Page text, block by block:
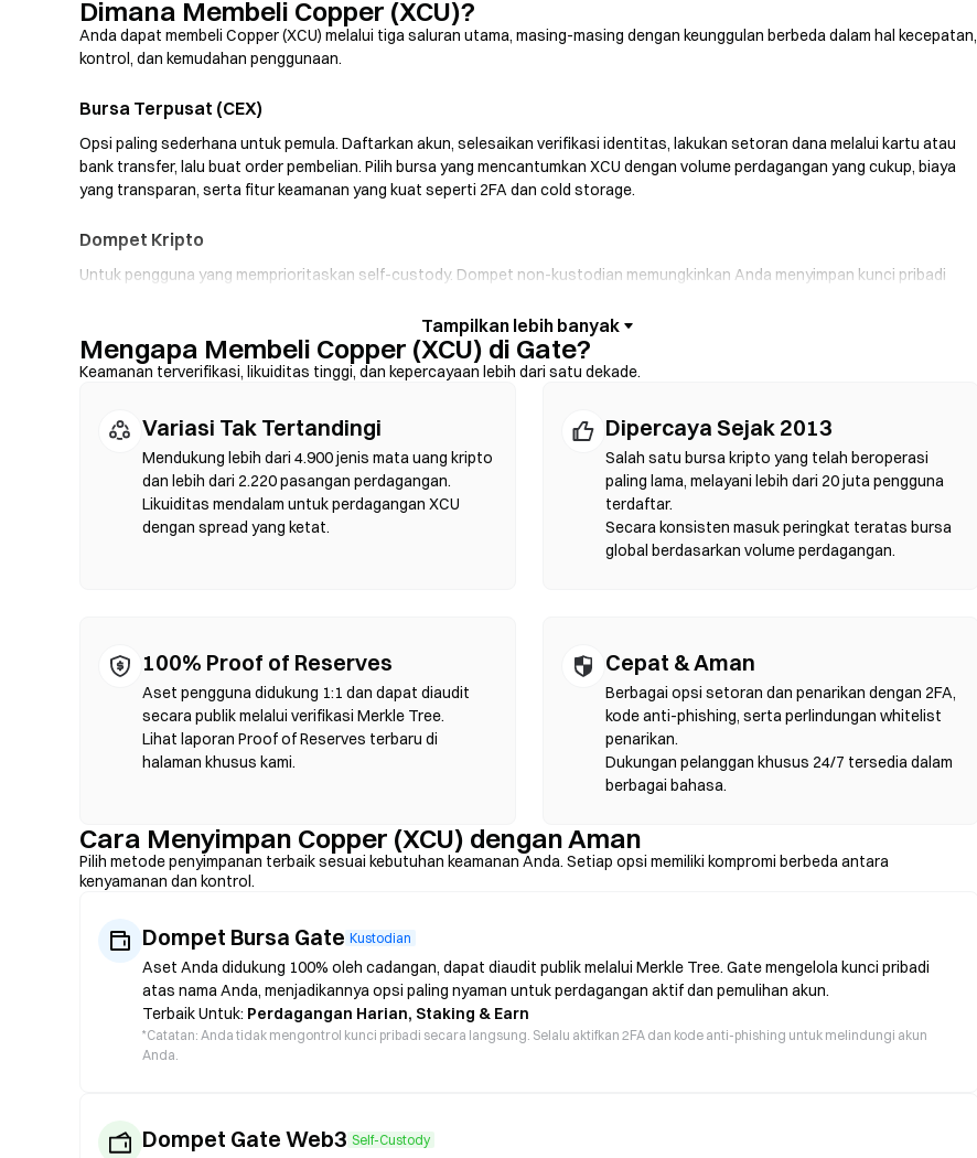
Dimana Membeli Copper (XCU)?
Anda dapat membeli Copper (XCU) melalui tiga saluran utama, masing-masing dengan keunggulan berbeda dalam hal kecepatan,
kontrol, dan kemudahan penggunaan.
Bursa Terpusat (CEX)
Opsi paling sederhana untuk pemula. Daftarkan akun, selesaikan verifikasi identitas, lakukan setoran dana melalui kartu atau
bank transfer, lalu buat order pembelian. Pilih bursa yang mencantumkan XCU dengan volume perdagangan yang cukup, biaya
yang transparan, serta fitur keamanan yang kuat seperti 2FA dan cold storage.
Dompet Kripto
Untuk pengguna yang memprioritaskan self-custody. Dompet non-kustodian memungkinkan Anda menyimpan kunci pribadi
sehingga Anda dapat membeli XCU menggunakan kartu kredit tanpa harus melalui bursa terlebih dahulu. Selalu cadangkan seed
phrase Anda dengan aman dan verifikasi alamat kontrak sebelum mengonfirmasi transaksi apa pun.
Perdagangkan aset secara peer-to-peer tanpa perantara. DEX menggunakan smart contract untuk mengeksekusi swap
langsung di blockchain—tanpa perlu pendaftaran atau verifikasi identitas. Hubungkan dompet yang kompatibel, pilih pasangan
token, atur toleransi slippage, lalu konfirmasi swap. Perlu diingat bahwa gas fee berlaku, dan harga bisa berbeda dari pasar
terpusat karena kedalaman likuiditas. Sebagian besar aktivitas DEX terjadi di chain yang kompatibel dengan EVM seperti
Ethereum, BNB Chain, dan Polygon.
Mengapa Membeli Copper (XCU) di Gate?
Keamanan terverifikasi, likuiditas tinggi, dan kepercayaan lebih dari satu dekade.
Variasi Tak Tertandingi
Mendukung lebih dari 4.900 jenis mata uang kripto
dan lebih dari 2.220 pasangan perdagangan.
Likuiditas mendalam untuk perdagangan XCU
dengan spread yang ketat.
Dipercaya Sejak 2013
Salah satu bursa kripto yang telah beroperasi
paling lama, melayani lebih dari 20 juta pengguna
terdaftar.
Secara konsisten masuk peringkat teratas bursa
global berdasarkan volume perdagangan.
100% Proof of Reserves
Aset pengguna didukung 1:1 dan dapat diaudit
secara publik melalui verifikasi Merkle Tree.
Lihat laporan Proof of Reserves terbaru di
halaman khusus kami.
Cepat & Aman
Berbagai opsi setoran dan penarikan dengan 2FA,
kode anti-phishing, serta perlindungan whitelist
penarikan.
Dukungan pelanggan khusus 24/7 tersedia dalam
berbagai bahasa.
Cara Menyimpan Copper (XCU) dengan Aman
Pilih metode penyimpanan terbaik sesuai kebutuhan keamanan Anda. Setiap opsi memiliki kompromi berbeda antara
kenyamanan dan kontrol.
Dompet Bursa Gate Kustodian
Aset Anda didukung 100% oleh cadangan, dapat diaudit publik melalui Merkle Tree. Gate mengelola kunci pribadi
atas nama Anda, menjadikannya opsi paling nyaman untuk perdagangan aktif dan pemulihan akun.
Terbaik Untuk: Perdagangan Harian, Staking & Earn
*Catatan: Anda tidak mengontrol kunci pribadi secara langsung. Selalu aktifkan 2FA dan kode anti-phishing untuk melindungi akun
Anda.
Dompet Gate Web3 Self-Custody